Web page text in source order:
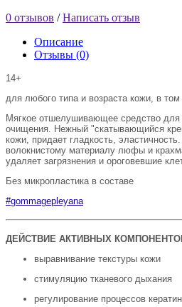
0 отзывов /Написать отзыв
Описание
Отзывы (0)
14+
для любого типа и возраста кожи, в
Мягкое отшелушивающее средство для
очищения. Нежный "скатывающийся
кожи, придает гладкость,
волокнистому материалу люфы и
удаляет загрязнения и ороговевшие
Без микропластика в составе
#gommagepleyana
ДЕЙСТВИЕ АКТИВНЫХ
выравнивание текстуры кожи
стимуляцию тканевого дыхания
регулирование процессов